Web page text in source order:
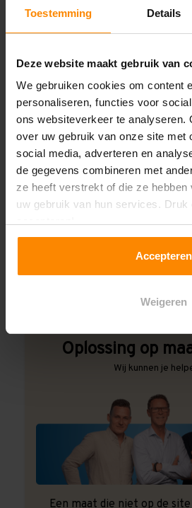
Toestemming Details
Deze website maakt gebruik van
We gebruiken cookies om content
personaliseren, functies voor
ons websiteverkeer te analyseren.
over uw gebruik van onze site met
social media, adverteren en
de gegevens combineren met
ze heeft verstrekt of die ze
uw gebruik van hun services. Druk
Accepteren
Weigeren
1.100 mm
Lengte:
33.300 mm
Liggerlengte:
3.600 mm
Aantal niveaus:
5
Kleur staanders:
Galva
Draagkracht per liggerniveau:
3.500 kg (875 kg per pallet)
Oplossing op
Wij kunnen je
Een maat die niet op de